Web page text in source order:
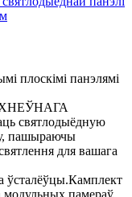
панэлямі
святлодыёдную
пашыраючы
для вашага
модульных памераў.